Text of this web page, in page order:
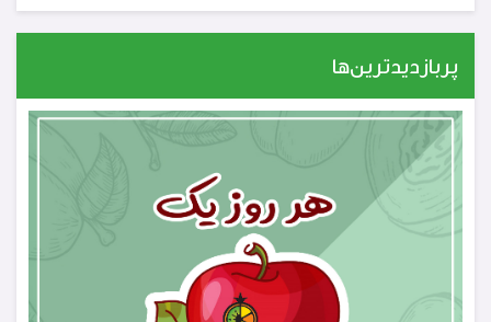
پربازدیدترین‌ها